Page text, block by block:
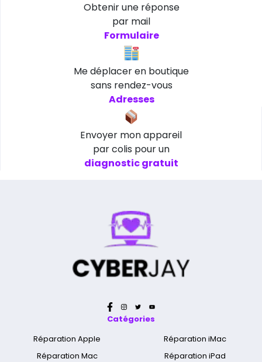
Obtenir une réponse
par mail
Formulaire
Me déplacer en boutique
sans rendez-vous
Adresses
Envoyer mon appareil
par colis pour un
diagnostic gratuit
Catégories
Réparation Apple
Réparation Mac
Réparation iMac
Réparation iPad